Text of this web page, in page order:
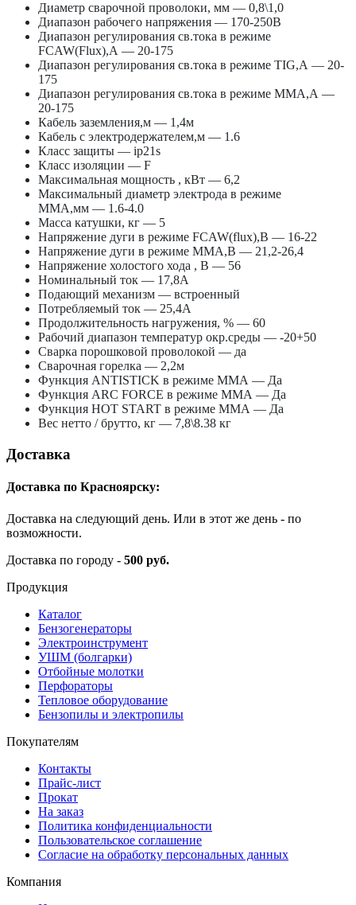
Диаметр сварочной проволоки, мм — 0,8\1,0
Диапазон рабочего напряжения — 170-250В
Диапазон регулирования св.тока в режиме
FCAW(Flux),A — 20-175
Диапазон регулирования св.тока в режиме TIG,А — 20-
175
Диапазон регулирования св.тока в режиме ММА,А —
20-175
Кабель заземления,м — 1,4м
Кабель с электродержателем,м — 1.6
Класс защиты — ip21s
Класс изоляции — F
Максимальная мощность , кВт — 6,2
Максимальный диаметр электрода в режиме
ММА,мм — 1.6-4.0
Масса катушки, кг — 5
Напряжение дуги в режиме FCAW(flux),В — 16-22
Напряжение дуги в режиме ММА,В — 21,2-26,4
Напряжение холостого хода , В — 56
Номинальный ток — 17,8А
Подающий механизм — встроенный
Потребляемый ток — 25,4А
Продолжительность нагружения, % — 60
Рабочий диапазон температур окр.среды — -20+50
Сварка порошковой проволокой — да
Сварочная горелка — 2,2м
Функция ANTISTICK в режиме ММА — Да
Функция ARC FORCE в режиме ММА — Да
Функция HOT START в режиме ММА — Да
Вес нетто / брутто, кг — 7,8\8.38 кг
Доставка
Доставка по Красноярску:
Доставка на следующий день. Или в этот же день - по
возможности.
Доставка по городу - 500 руб.
Продукция
Каталог
Бензогенераторы
Электроинструмент
УШМ (болгарки)
Отбойные молотки
Перфораторы
Тепловое оборудование
Бензопилы и электропилы
Покупателям
Контакты
Прайс-лист
Прокат
На заказ
Политика конфиденциальности
Пользовательское соглашение
Согласие на обработку персональных данных
Компания